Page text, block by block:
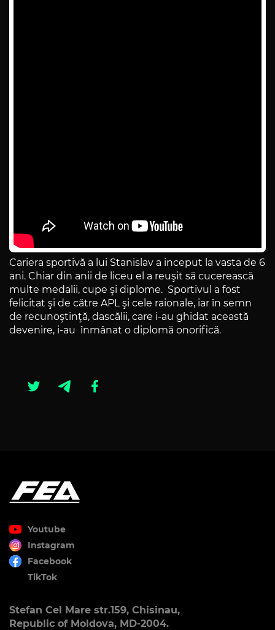
Cariera sportivă a lui Stanislav a inceput la vasta de 6
ani. Chiar din anii de liceu el a reuşit să cucerească
multe medalii, cupe şi diplome. Sportivul a fost
felicitat şi de către APL şi cele raionale, iar în semn
de recunoştinţă, dascălii, care i-au ghidat această
devenire, i-au înmânat o diplomă onorifică.
Youtube
Instagram
Facebook
TikTok
Stefan Cel Mare str.159, Chisinau,
Republic of Moldova, MD-2004.